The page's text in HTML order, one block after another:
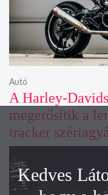
A Harley-
megerősítik a
tracker
Autó
Kedves